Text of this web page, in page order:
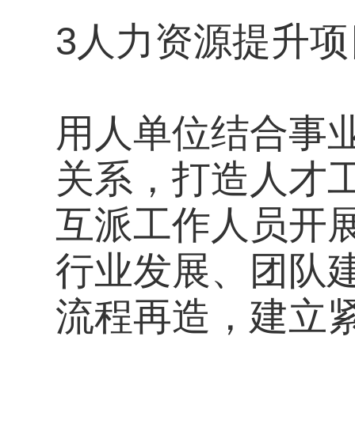
3人力资源提升
用人单位结合事
关系，打造人才
互派工作人员开
行业发展、团队
流程再造，建立